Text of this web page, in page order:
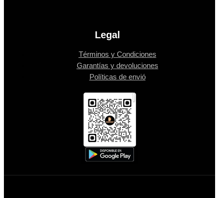
Legal
Términos y Condiciones
Garantías y devoluciones
Políticas de envió